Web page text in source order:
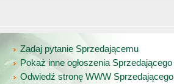
Zadaj pytanie Sprzedającemu
Pokaż inne ogłoszenia Sprzedającego
Odwiedź stronę WWW Sprzedającego